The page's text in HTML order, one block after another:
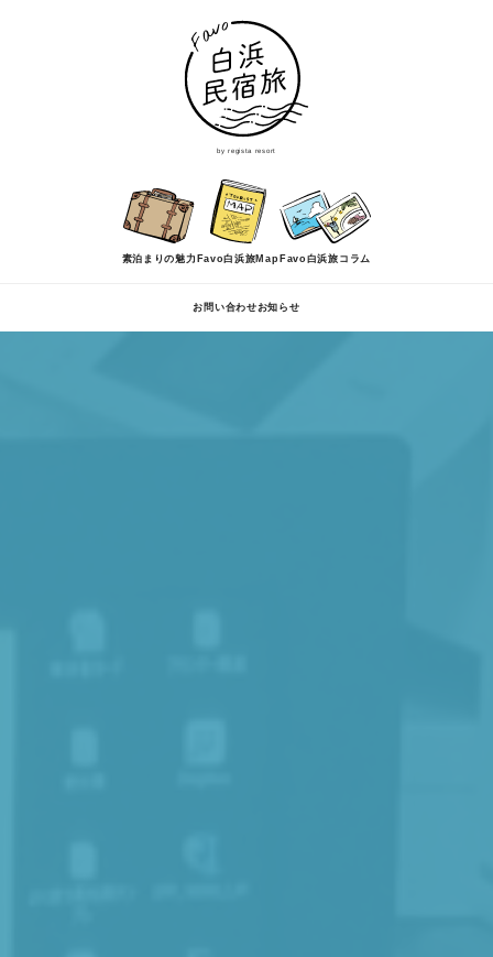
by regista resort
素泊まりの魅力 Favo白浜旅Map Favo白浜旅コラム
お問い合わせ お知らせ